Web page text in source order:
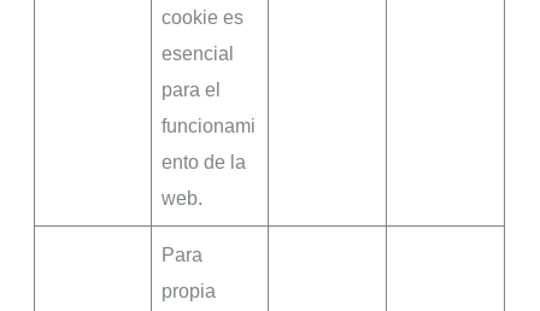
cookie es
esencial
para el
funcionami
ento de la
web.
Para
propia